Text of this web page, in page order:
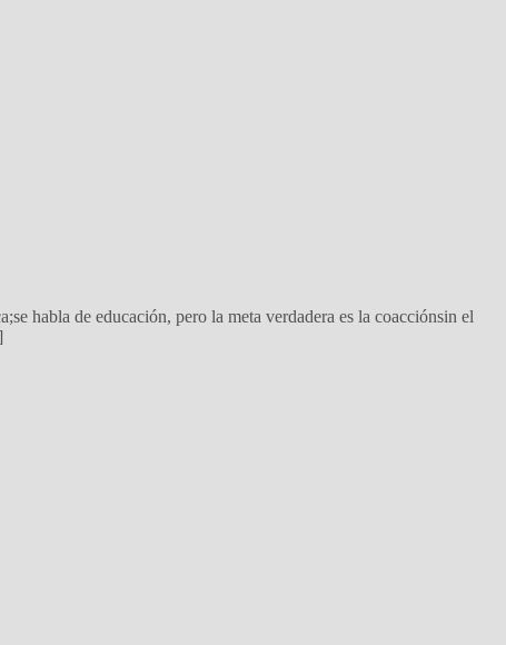
habla de educación, pero la meta verdadera es la coacciónsin el